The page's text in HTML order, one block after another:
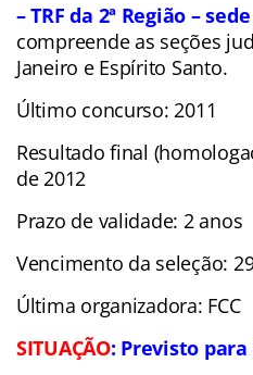
– TRF da 2ª Região –
compreende as seções
Janeiro e Espírito Santo.
Último concurso: 2011
Resultado final
de 2012
Prazo de validade: 2 anos
Vencimento da seleção:
Última organizadora: FCC
SITUAÇÃO: Previsto para